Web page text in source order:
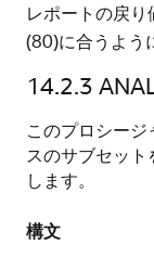
レポートの戻り
(80)に合うよう
14.2.3
このプロシー
スのサブセッ
します。
構文